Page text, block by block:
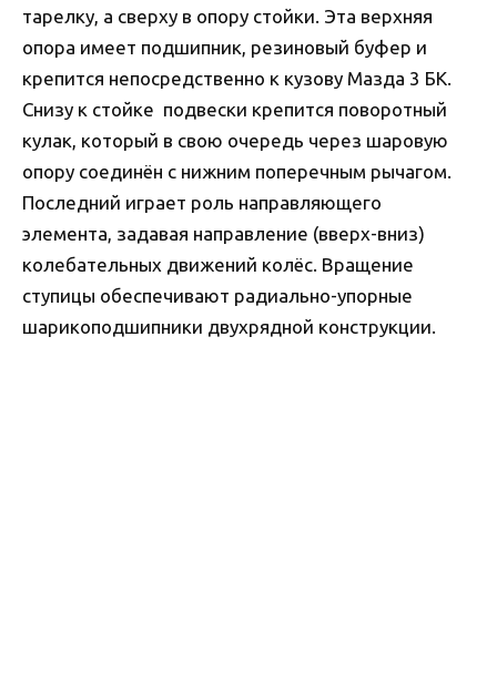
тарелку, а сверху в опору стойки. Эта верхняя
опора имеет подшипник, резиновый буфер и
крепится непосредственно к кузову Мазда 3 БК.
Снизу к стойке подвески крепится поворотный
кулак, который в свою очередь через шаровую
опору соединён с нижним поперечным рычагом.
Последний играет роль направляющего
элемента, задавая направление (вверх-вниз)
колебательных движений колёс. Вращение
ступицы обеспечивают радиально-упорные
шарикоподшипники двухрядной конструкции.